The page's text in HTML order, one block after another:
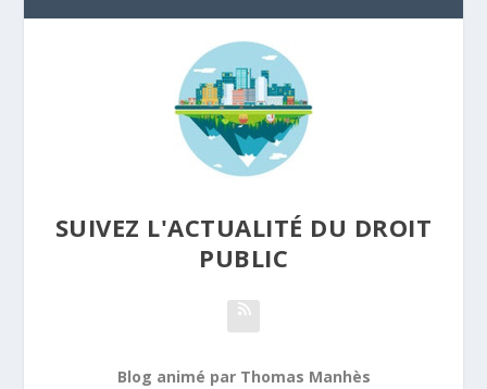
SUIVEZ L'ACTUALITÉ DU DROIT
PUBLIC
Blog animé par Thomas Manhès